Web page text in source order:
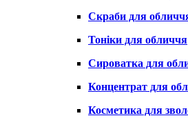
Скраби для
Тоніки для обличчя
Сироватка для
Концентрат для
Косметика для